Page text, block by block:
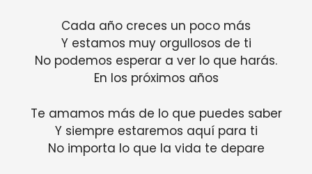
Cada año creces un poco más
Y estamos muy orgullosos de ti
No podemos esperar a ver lo que harás.
En los próximos años
Te amamos más de lo que puedes saber
Y siempre estaremos aquí para ti
No importa lo que la vida te depare